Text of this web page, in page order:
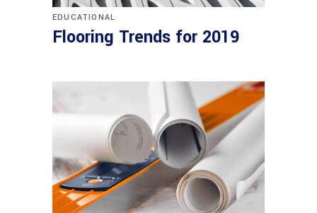
EDUCATIONAL
Flooring Trends for 2019